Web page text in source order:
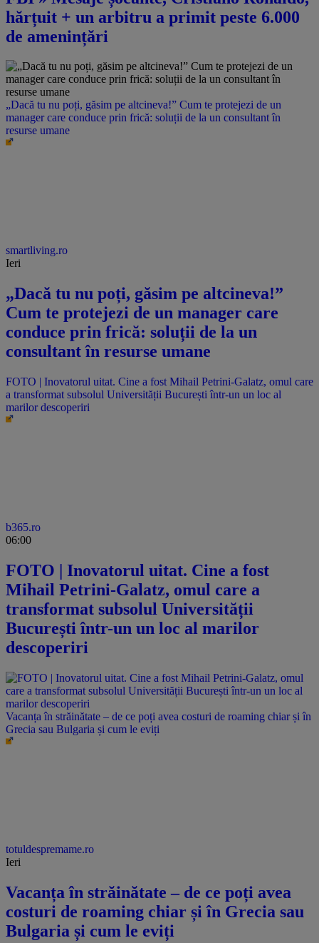
hărțuit + un arbitru a primit peste 6.000
de amenințări
„Dacă tu nu poți, găsim pe altcineva!” Cum te protejezi de un
manager care conduce prin frică: soluții de la un consultant în
resurse umane
smartliving.ro
Ieri
„Dacă tu nu poți, găsim pe altcineva!”
Cum te protejezi de un manager care
conduce prin frică: soluții de la un
consultant în resurse umane
FOTO | Inovatorul uitat. Cine a fost Mihail Petrini-Galatz, omul care
a transformat subsolul Universității București într-un un loc al
marilor descoperiri
b365.ro
06:00
FOTO | Inovatorul uitat. Cine a fost
Mihail Petrini-Galatz, omul care a
transformat subsolul Universității
București într-un un loc al marilor
descoperiri
Vacanța în străinătate – de ce poți avea costuri de roaming chiar și în
Grecia sau Bulgaria și cum le eviți
totuldespremame.ro
Ieri
Vacanța în străinătate – de ce poți avea
costuri de roaming chiar și în Grecia sau
Bulgaria și cum le eviți